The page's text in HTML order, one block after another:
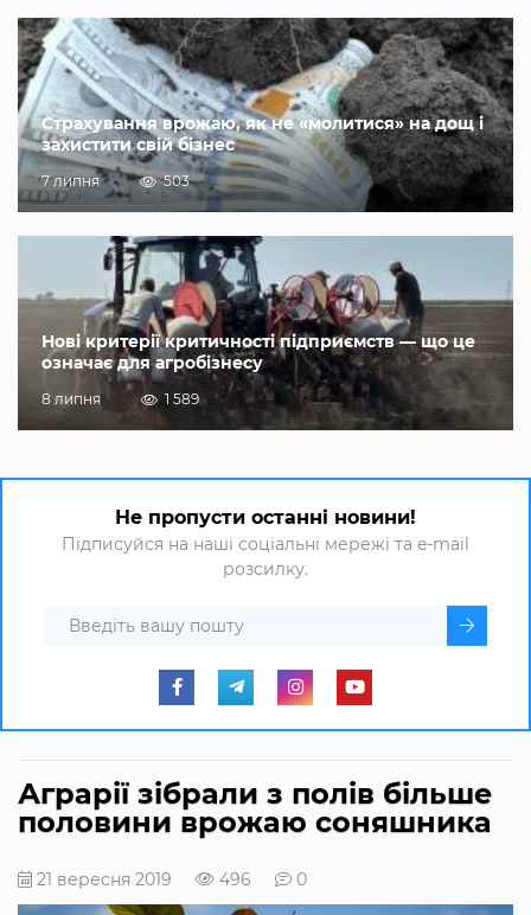
Страхування врожаю, як не «молитися» на дощ і
захистити свій бізнес
7 липня 503
Нові критерії критичності підприємств — що це
означає для агробізнесу
8 липня 1 589
Не пропусти останні новини!
Підписуйся на наші соціальні мережі та e-mail
розсилку.
Аграрії зібрали з полів більше
половини врожаю соняшника
21 вересня 2019 496 0